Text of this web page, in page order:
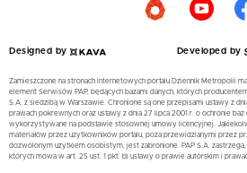
Designed by Developed by
Zamieszczone na stronach internetowych portalu Dziennik Metropolii
element Serwisów PAP, będących bazami danych, których
S.A. z siedzibą w Warszawie. Chronione są one przepisami ustawy z
prawach pokrewnych oraz ustawy z dnia 27 lipca 2001 r. o ochronie baz
wykorzystywane na podstawie stosownej umowy licencyjnej.
materiałów przez użytkowników portalu, poza przewidzianymi przez
dozwolonym użytkiem osobistym, jest zabronione. PAP S.A.
których mowa w art. 25 ust. 1 pkt. b) ustawy o prawie autorskim i